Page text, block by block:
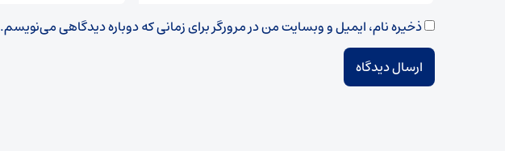
ذخیره نام، ایمیل و وبسایت من در مرورگر برای زمانی که دوباره دیدگاهی می‌نویسم.